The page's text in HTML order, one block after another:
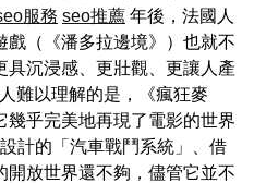
服務 seo推薦 年後，法國人
（《潘多拉邊境》）也就不
具沉浸感、更壯觀、更讓人產
難以理解的是，《瘋狂麥
乎完美地再現了電影的世界
計的「汽車戰鬥系統」、借
放世界還不夠，儘管它並不